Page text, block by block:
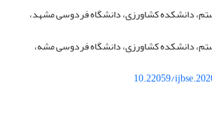
دانشکده کشاورزی، دانشگاه فردوسی مشهد،
دانشکده کشاورزی، دانشگاه فردوسی مشه،
10.22059/